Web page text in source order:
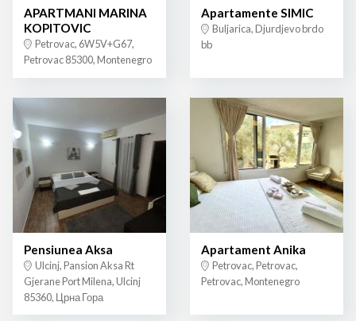
APARTMANI MARINA
KOPITOVIC
Petrovac, 6W5V+G67,
Petrovac 85300, Montenegro
Apartamente SIMIC
Buljarica, Djurdjevo brdo
bb
Pensiunea Aksa
Ulcinj, Pansion Aksa Rt
Gjerane Port Milena, Ulcinj
85360, Црна Гора
Apartament Anika
Petrovac, Petrovac,
Petrovac, Montenegro